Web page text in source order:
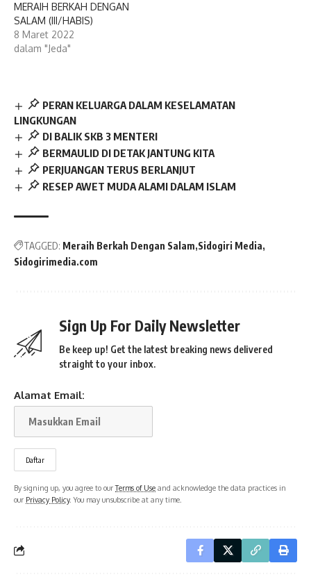
MERAIH BERKAH DENGAN
SALAM (III/HABIS)
8 Maret 2022
dalam "Jeda"
PERAN KELUARGA DALAM KESELAMATAN
LINGKUNGAN
DI BALIK SKB 3 MENTERI
BERMAULID DI DETAK JANTUNG KITA
PERJUANGAN TERUS BERLANJUT
RESEP AWET MUDA ALAMI DALAM ISLAM
TAGGED: Meraih Berkah Dengan Salam Sidogiri Media
Sidogirimedia.com
Sign Up For Daily Newsletter
Be keep up! Get the latest breaking news delivered
straight to your inbox.
Alamat Email:
By signing up, you agree to ourTerms of Use and acknowledge the data practices in
our Privacy Policy. You may unsubscribe at any time.